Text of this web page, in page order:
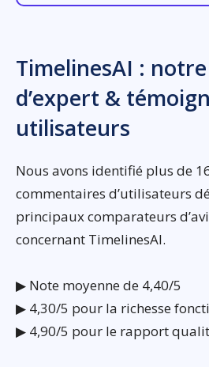
TimelinesAI :
d’expert &
utilisateurs
Nous avons identifié plus de
commentaires d’utilisateurs
principaux comparateurs
concernant TimelinesAI.
▶ Note moyenne de 4,40/5
▶ 4,30/5 pour la richesse
▶ 4,90/5 pour le rapport